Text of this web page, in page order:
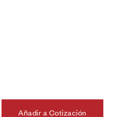
Añadir a Cotización